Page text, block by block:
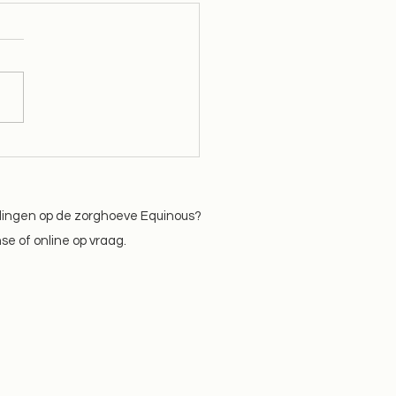
op de zorghoeve Equinous?
of online op vraag.